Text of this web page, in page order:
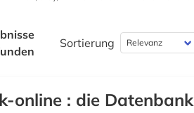
Sortierung
online : die Datenbank